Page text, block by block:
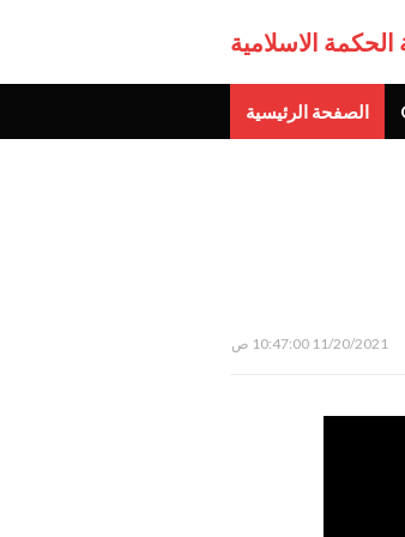
الحكمة الاسلامية
الصفحة الرئيسية
11/20/2021 10:47:00 ص